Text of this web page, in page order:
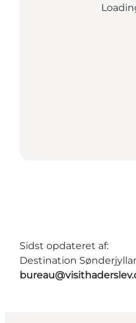
Sidst opdateret af:
Destination